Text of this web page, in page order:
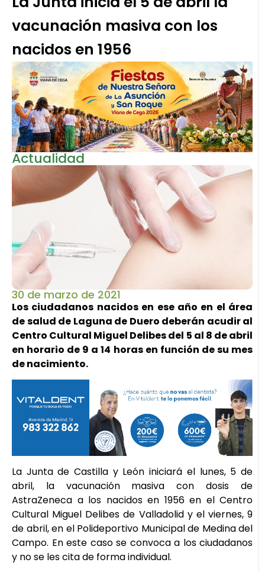
vacunación masiva con los
nacidos en 1956
Actualidad
30 de marzo de 2021
Los ciudadanos nacidos en ese año en el área
de salud de Laguna de Duero deberán acudir al
Centro Cultural Miguel Delibes del 5 al 8 de abril
en horario de 9 a 14 horas en función de su mes
de nacimiento.
La Junta de Castilla y León iniciará el lunes, 5 de
abril, la vacunación masiva con dosis de
AstraZeneca a los nacidos en 1956 en el Centro
Cultural Miguel Delibes de Valladolid y el viernes, 9
de abril, en el Polideportivo Municipal de Medina del
Campo. En este caso se convoca a los ciudadanos
y no se les cita de forma individual.